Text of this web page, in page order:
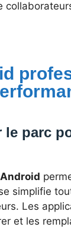
le parc
simplifie
Les
et les